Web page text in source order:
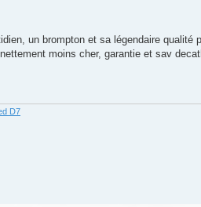
un brompton et sa légendaire qualité
moins cher, garantie et sav
D7